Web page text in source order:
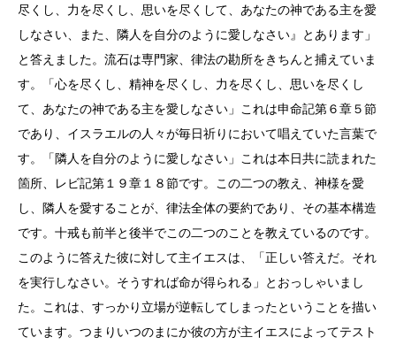
尽くし、力を尽くし、思いを尽くして、あなたの神である主を愛
しなさい、また、隣人を自分のように愛しなさい』とあります」
と答えました。流石は専門家、律法の勘所をきちんと捕えていま
す。「心を尽くし、精神を尽くし、力を尽くし、思いを尽くし
て、あなたの神である主を愛しなさい」これは申命記第６章５節
であり、イスラエルの人々が毎日祈りにおいて唱えていた言葉で
す。「隣人を自分のように愛しなさい」これは本日共に読まれた
箇所、レビ記第１９章１８節です。この二つの教え、神様を愛
し、隣人を愛することが、律法全体の要約であり、その基本構造
です。十戒も前半と後半でこの二つのことを教えているのです。
このように答えた彼に対して主イエスは、「正しい答えだ。それ
を実行しなさい。そうすれば命が得られる」とおっしゃいまし
た。これは、すっかり立場が逆転してしまったということを描い
ています。つまりいつのまにか彼の方が主イエスによってテスト